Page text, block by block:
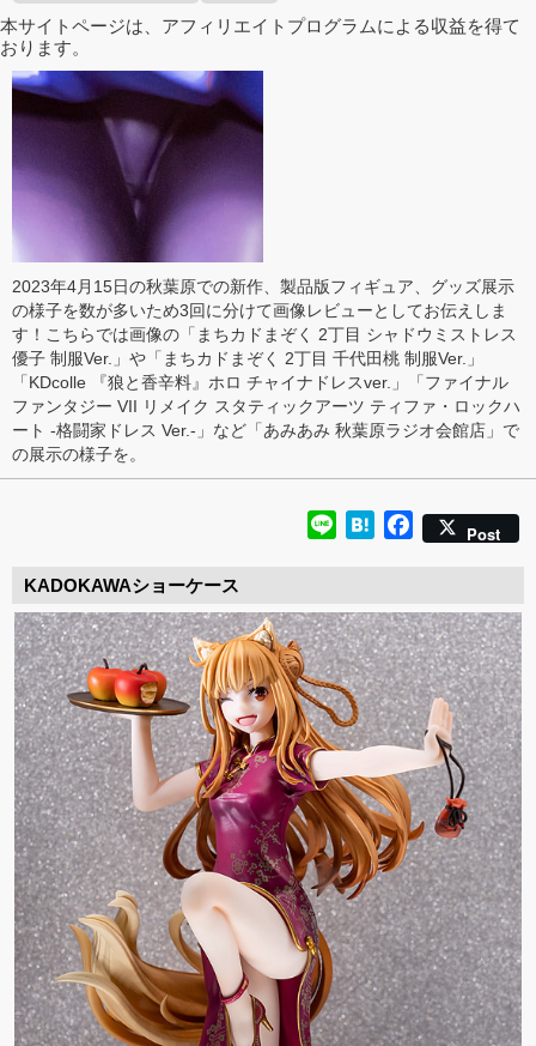
本サイトページは、アフィリエイトプログラムによる収益を得て
おります。
2023年4月15日の秋葉原での新作、製品版フィギュア、グッズ展示
の様子を数が多いため3回に分けて画像レビューとしてお伝えしま
す！こちらでは画像の「まちカドまぞく 2丁目 シャドウミストレス
優子 制服Ver.」や「まちカドまぞく 2丁目 千代田桃 制服Ver.」
「KDcolle 『狼と香辛料』ホロ チャイナドレスver.」「ファイナル
ファンタジー VII リメイク スタティックアーツ ティファ・ロックハ
ート -格闘家ドレス Ver.-」など「あみあみ 秋葉原ラジオ会館店」で
の展示の様子を。
Line HatenaFacebook
Post
KADOKAWAショーケース